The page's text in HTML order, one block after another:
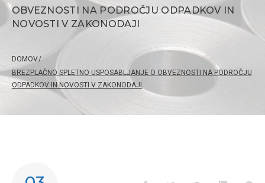
OBVEZNOSTI NA PODROČJU ODPADKOV IN
NOVOSTI V ZAKONODAJI
DOMOV/
BREZPLAČNO SPLETNO USPOSABLJANJE O OBVEZNOSTI NA PODROČJU
ODPADKOV IN NOVOSTI V ZAKONODAJI